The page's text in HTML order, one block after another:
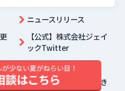
ニュースリリース
【公式】株式会社ジェイ
ックTwitter
利用規約
個人情報開示等の手続き